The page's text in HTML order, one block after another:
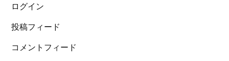
ログイン
投稿フィード
コメントフィード